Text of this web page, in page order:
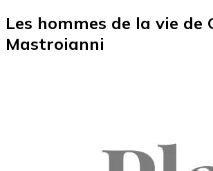
Les hommes de la vie de
Mastroianni